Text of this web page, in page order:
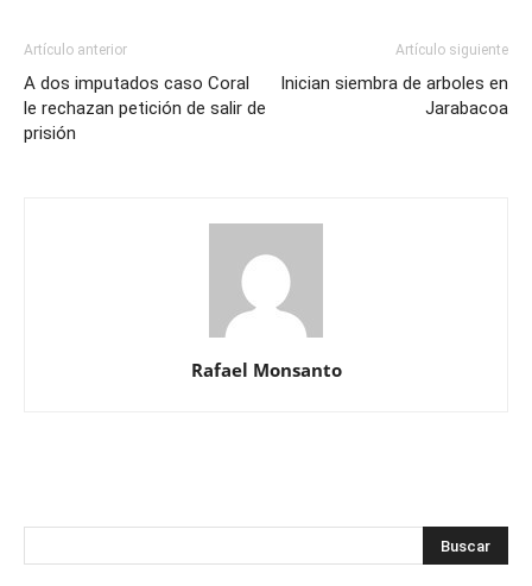
Artículo anterior
A dos imputados caso Coral
le rechazan petición de salir de
prisión
Artículo siguiente
Inician siembra de arboles en
Jarabacoa
Rafael Monsanto